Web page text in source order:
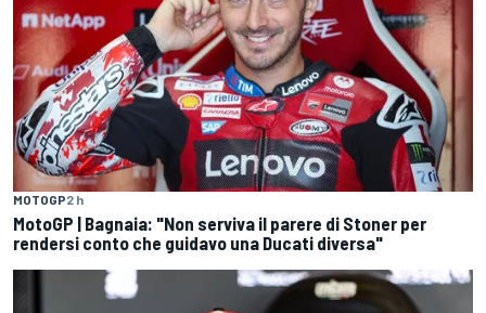
MOTOGP2 h
MotoGP | Bagnaia: "Non serviva il parere di Stoner per
rendersi conto che guidavo una Ducati diversa"